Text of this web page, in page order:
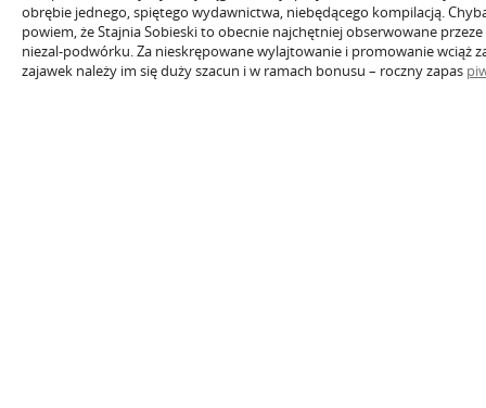
obrębie jednego, spiętego wydawnictwa, niebędącego kompilacją.
powiem, że Stajnia Sobieski to obecnie najchętniej obserwowane
niezal-podwórku. Za nieskrępowane wylajtowanie i promowanie wciąż
zajawek należy im się duży szacun i w ramach bonusu – roczny zapas